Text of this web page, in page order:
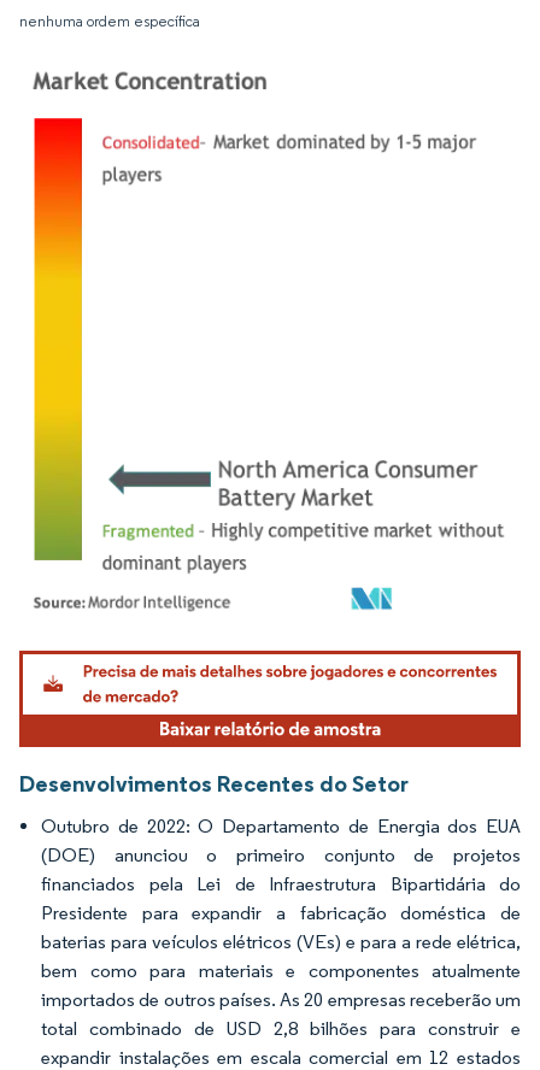
nenhuma ordem específica
Imagem © Mordor Intelligence. O reuso requer atribuição conforme CC BY 4.0.
Desenvolvimentos Recentes do Setor
Outubro de 2022: O Departamento de Energia dos EUA
(DOE) anunciou o primeiro conjunto de projetos
financiados pela Lei de Infraestrutura Bipartidária do
Presidente para expandir a fabricação doméstica de
baterias para veículos elétricos (VEs) e para a rede elétrica,
bem como para materiais e componentes atualmente
importados de outros países. As 20 empresas receberão um
total combinado de USD 2,8 bilhões para construir e
expandir instalações em escala comercial em 12 estados